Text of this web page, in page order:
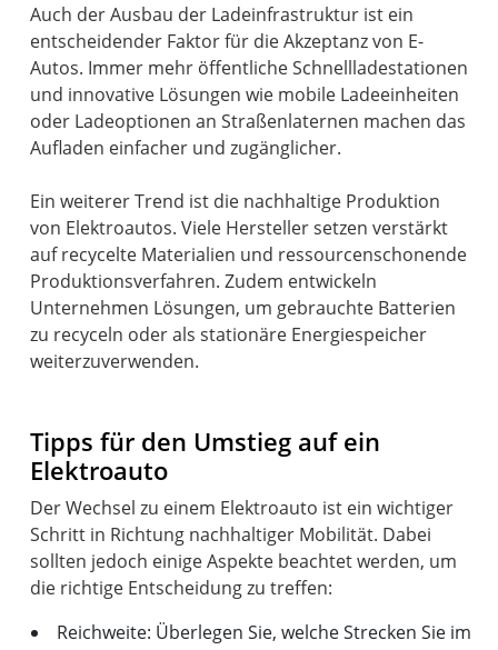
Auch der Ausbau der Ladeinfrastruktur ist ein
entscheidender Faktor für die Akzeptanz von E-
Autos. Immer mehr öffentliche Schnellladestationen
und innovative Lösungen wie mobile Ladeeinheiten
oder Ladeoptionen an Straßenlaternen machen das
Aufladen einfacher und zugänglicher.
Ein weiterer Trend ist die nachhaltige Produktion
von Elektroautos. Viele Hersteller setzen verstärkt
auf recycelte Materialien und ressourcenschonende
Produktionsverfahren. Zudem entwickeln
Unternehmen Lösungen, um gebrauchte Batterien
zu recyceln oder als stationäre Energiespeicher
weiterzuverwenden.
Tipps für den Umstieg auf ein
Elektroauto
Der Wechsel zu einem Elektroauto ist ein wichtiger
Schritt in Richtung nachhaltiger Mobilität. Dabei
sollten jedoch einige Aspekte beachtet werden, um
Reichweite: Überlegen Sie, welche Strecken Sie im